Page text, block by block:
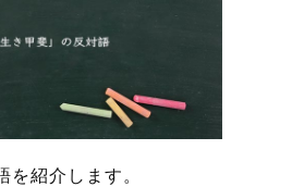
を紹介します。